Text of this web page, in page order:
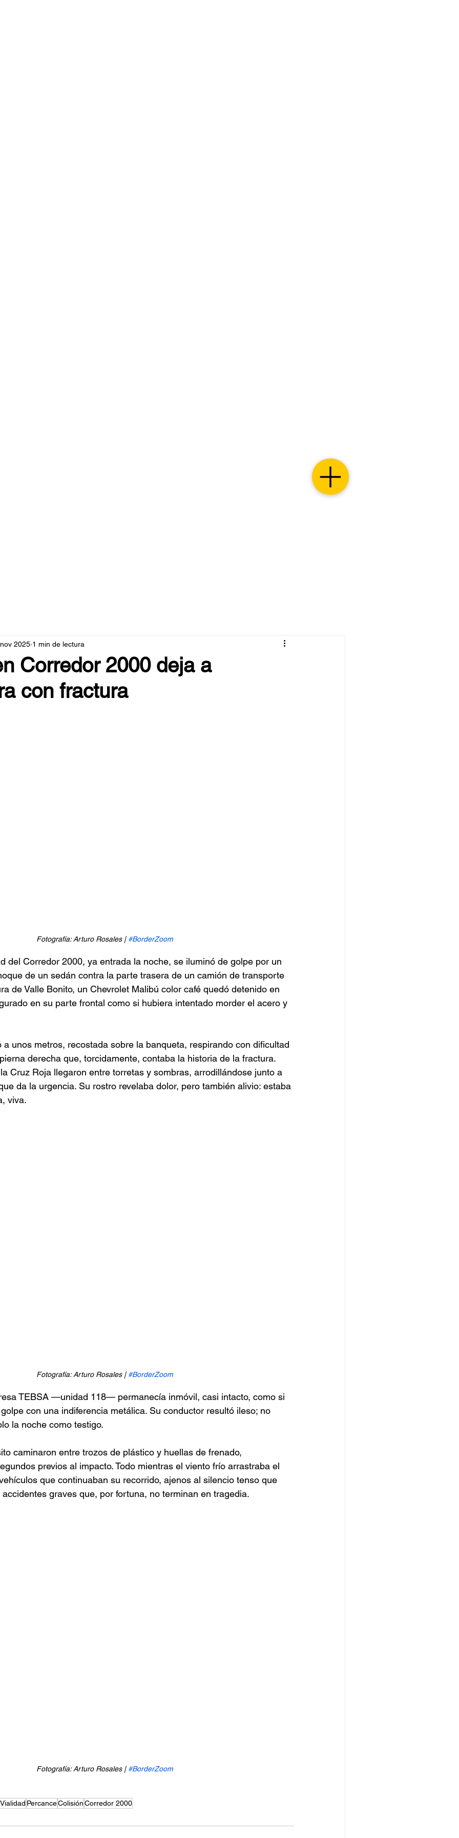
Corredor 2000 deja a
con fractura
2025 1 min de lectura
Fotografía: Arturo Rosales | #BorderZoom
del Corredor 2000, ya entrada la noche, se iluminó de golpe por un
de un sedán contra la parte trasera de un camión de transporte
de Valle Bonito, un Chevrolet Malibú color café quedó detenido en
en su parte frontal como si hubiera intentado morder el acero y
a unos metros, recostada sobre la banqueta, respirando con dificultad
derecha que, torcidamente, contaba la historia de la fractura.
Cruz Roja llegaron entre torretas y sombras, arrodillándose junto a
da la urgencia. Su rostro revelaba dolor, pero también alivio: estaba
viva.
Fotografía: Arturo Rosales | #BorderZoom
TEBSA —unidad 118— permanecía inmóvil, casi intacto, como si
con una indiferencia metálica. Su conductor resultó ileso; no
la noche como testigo.
caminaron entre trozos de plástico y huellas de frenado,
previos al impacto. Todo mientras el viento frío arrastraba el
que continuaban su recorrido, ajenos al silencio tenso que
graves que, por fortuna, no terminan en tragedia.
Fotografía: Arturo Rosales | #BorderZoom
Vialidad PercanceColisiónCorredor 2000